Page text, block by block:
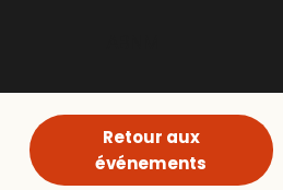
Retour aux
événements